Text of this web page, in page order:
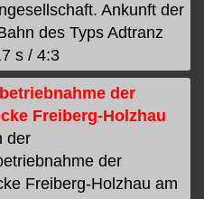
Ankunft der
des Typs Adtranz
s / 4:3
der
Freiberg-Holzhau
der
der
Freiberg-Holzhau am